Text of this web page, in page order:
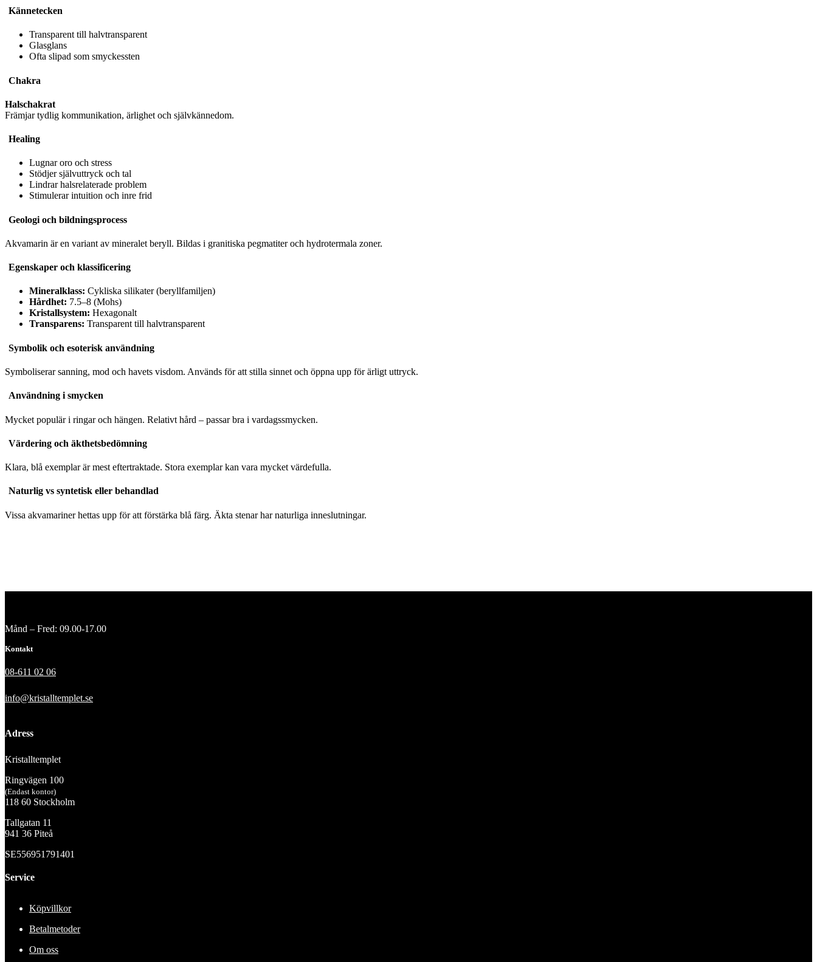
Kännetecken
Transparent till halvtransparent
Glasglans
Ofta slipad som smyckessten
Chakra
Halschakrat
Främjar tydlig kommunikation, ärlighet och självkännedom.
Healing
Lugnar oro och stress
Stödjer självuttryck och tal
Lindrar halsrelaterade problem
Stimulerar intuition och inre frid
Geologi och bildningsprocess
Akvamarin är en variant av mineralet beryll. Bildas i granitiska pegmatiter och hydrotermala zoner.
Egenskaper och klassificering
Mineralklass: Cykliska silikater (beryllfamiljen)
Hårdhet: 7.5–8 (Mohs)
Kristallsystem: Hexagonalt
Transparens: Transparent till halvtransparent
Symbolik och esoterisk användning
Symboliserar sanning, mod och havets visdom. Används för att stilla sinnet och öppna upp för ärligt uttryck.
Användning i smycken
Mycket populär i ringar och hängen. Relativt hård – passar bra i vardagssmycken.
Värdering och äkthetsbedömning
Klara, blå exemplar är mest eftertraktade. Stora exemplar kan vara mycket värdefulla.
Naturlig vs syntetisk eller behandlad
Vissa akvamariner hettas upp för att förstärka blå färg. Äkta stenar har naturliga inneslutningar.
Månd – Fred: 09.00-17.00
Kontakt
08-611 02 06
info@kristalltemplet.se
Adress
Kristalltemplet
Ringvägen 100
(Endast kontor)
118 60 Stockholm
Tallgatan 11
941 36 Piteå
SE556951791401
Service
Köpvillkor
Betalmetoder
Om oss